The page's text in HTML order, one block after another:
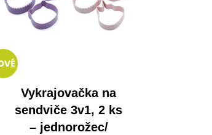
Vykrajovačka na
sendviče 3v1, 2 ks
– jednorožec/